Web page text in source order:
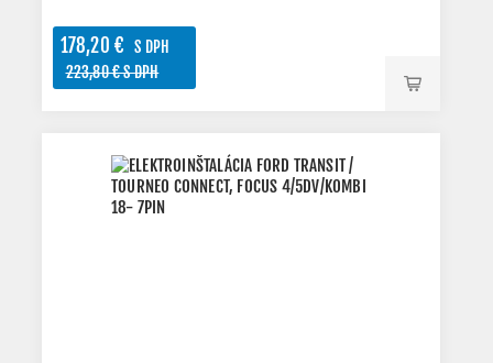
178,20 €
S DPH
223,80 € S DPH